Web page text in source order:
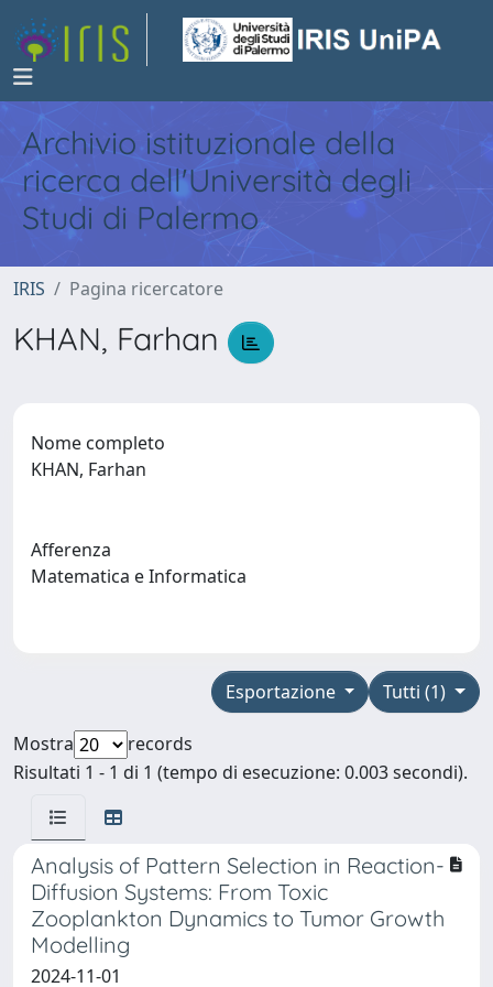
Archivio istituzionale della
ricerca dell'Università degli
Studi di Palermo
IRIS Pagina ricercatore
KHAN, Farhan
Nome completo
KHAN, Farhan
Afferenza
Matematica e Informatica
Tutti (1)
Esportazione
Mostra
records
Risultati 1 - 1 di 1 (tempo di esecuzione: 0.003 secondi).
Analysis of Pattern Selection in Reaction-
Diffusion Systems: From Toxic
Zooplankton Dynamics to Tumor Growth
Modelling
2024-11-01